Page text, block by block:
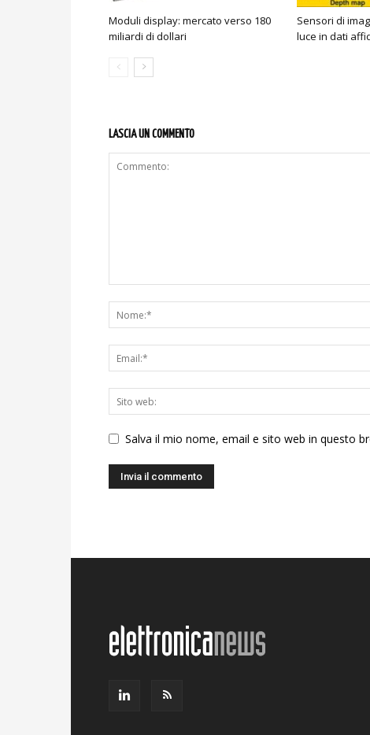
Moduli display: mercato verso 180
miliardi di dollari
Sensori di
luce in dati
LASCIA UN COMMENTO
Salva il mio nome, email e sito web in questo